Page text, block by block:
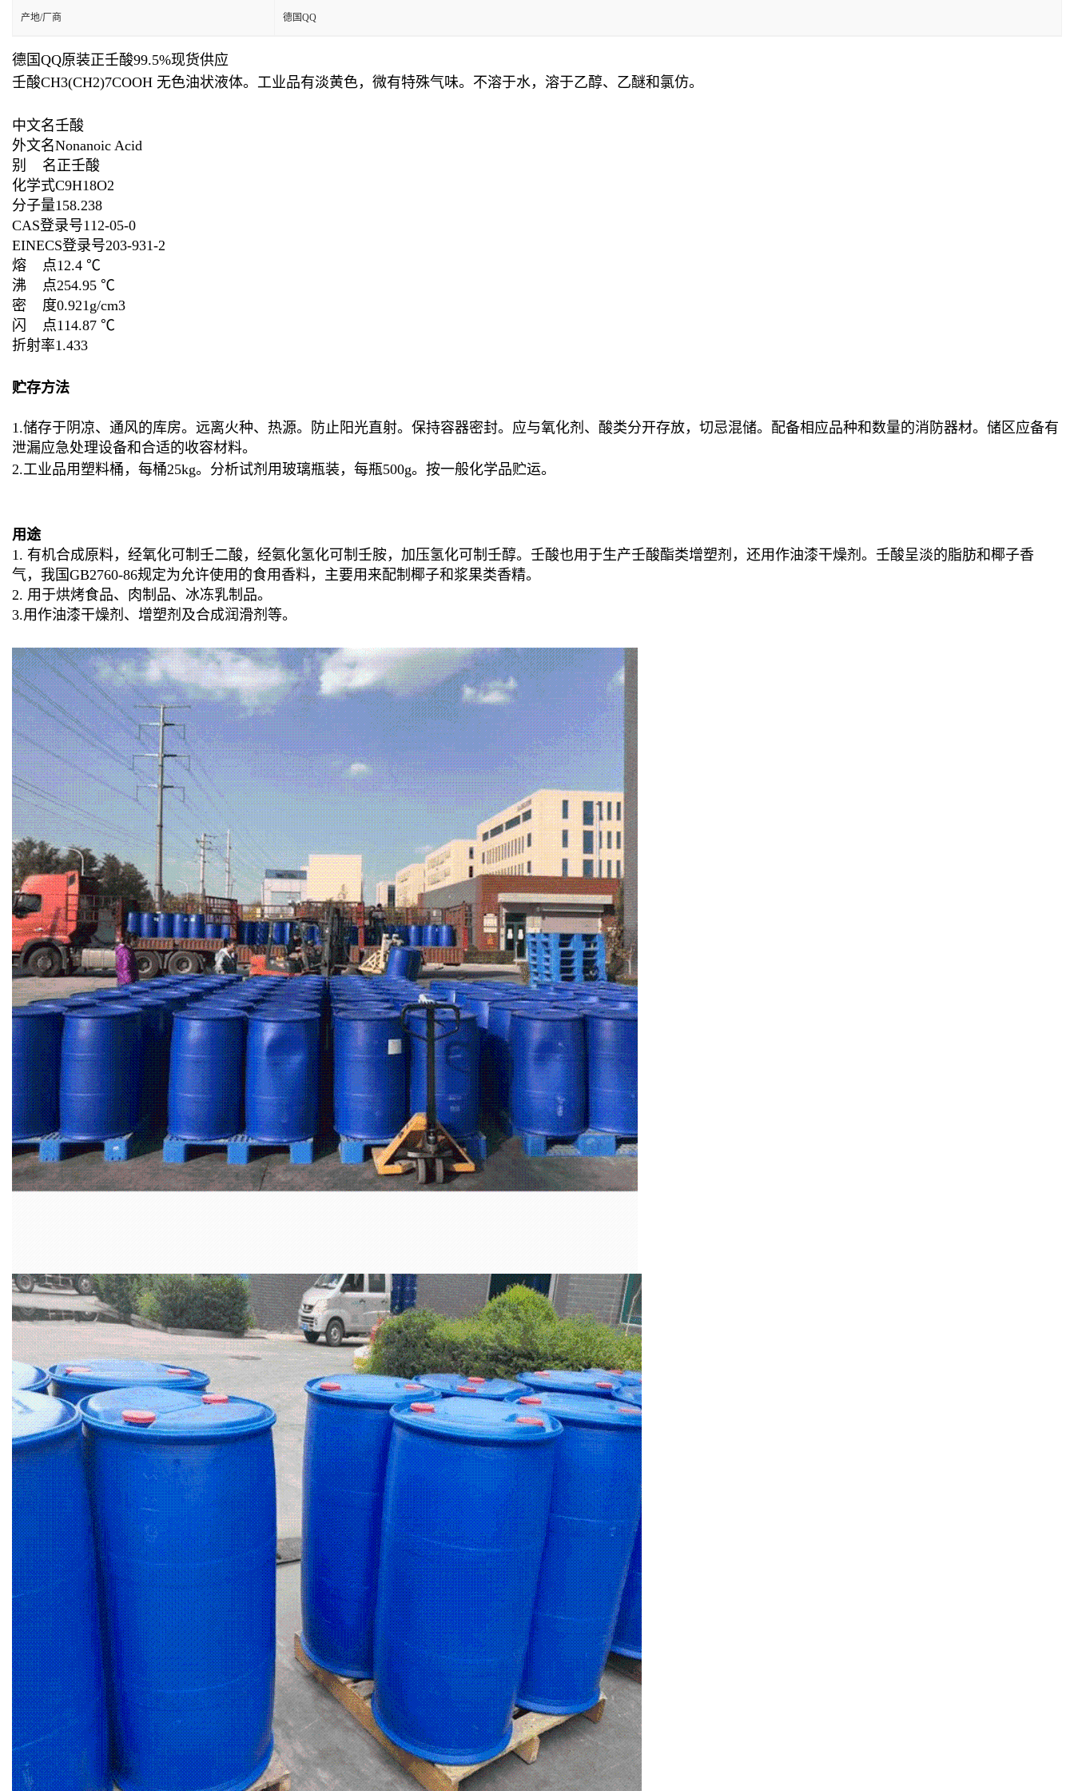
产地/厂商 德国QQ
德国QQ原装正壬酸99.5%现货供应
壬酸CH3(CH2)7COOH 无色油状液体。工业品有淡黄色，微有特殊气味。不溶于水，溶于乙醇、乙醚和氯仿。
中文名壬酸
外文名Nonanoic Acid
别 名正壬酸
化学式C9H18O2
分子量158.238
CAS登录号112-05-0
EINECS登录号203-931-2
熔 点12.4 ℃
沸 点254.95 ℃
密 度0.921g/cm3
闪 点114.87 ℃
折射率1.433
贮存方法
1.储存于阴凉、通风的库房。远离火种、热源。防止阳光直射。保持容器密封。应与氧化剂、酸类分开存放，切忌混储。配备相应品种和数量的消防器材。储区应备有
泄漏应急处理设备和合适的收容材料。
2.工业品用塑料桶，每桶25kg。分析试剂用玻璃瓶装，每瓶500g。按一般化学品贮运。
用途
1. 有机合成原料，经氧化可制壬二酸，经氨化氢化可制壬胺，加压氢化可制壬醇。壬酸也用于生产壬酸酯类增塑剂，还用作油漆干燥剂。壬酸呈淡的脂肪和椰子香
气，我国GB2760-86规定为允许使用的食用香料，主要用来配制椰子和浆果类香精。
2. 用于烘烤食品、肉制品、冰冻乳制品。
3.用作油漆干燥剂、增塑剂及合成润滑剂等。